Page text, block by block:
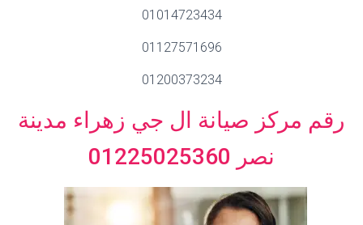
01014723434
01127571696
01200373234
رقم مركز صيانة ال جي زهراء مدينة
نصر 01225025360